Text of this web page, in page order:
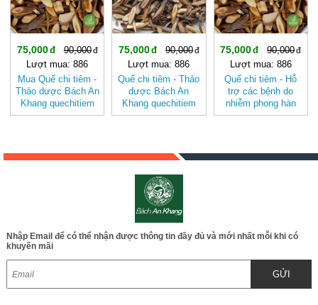
75,000
90,000
Lượt mua: 886
Mua Quế chi tiêm -
Thảo dược Bách An
Khang quechitiem
v2
75,000
90,000
Lượt mua: 886
Quế chi tiêm - Thảo
dược Bách An
Khang quechitiem
75,000
90,000
Lượt mua: 886
Quế chi tiêm - Hỗ
trợ các bệnh do
nhiễm phong hàn
JD330 quechitiem
Nhập Email để có thể nhận được thông tin đầy đủ và mới nhất mỗi khi có
khuyến mãi
GỬI